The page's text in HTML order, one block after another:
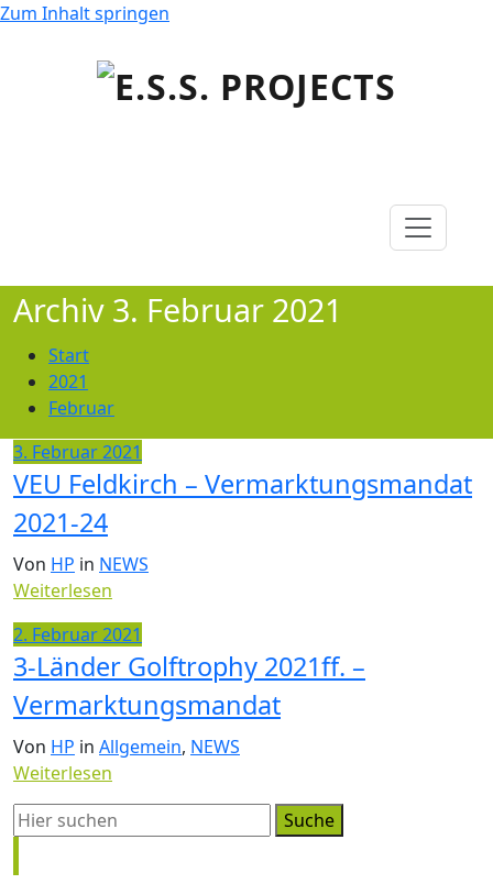
Zum Inhalt springen
Archiv 3. Februar 2021
Start
2021
Februar
3. Februar 2021
VEU Feldkirch – Vermarktungsmandat
2021-24
Von HP in NEWS
Weiterlesen
2. Februar 2021
3-Länder Golftrophy 2021ff. –
Vermarktungsmandat
Von HP in Allgemein, NEWS
Weiterlesen